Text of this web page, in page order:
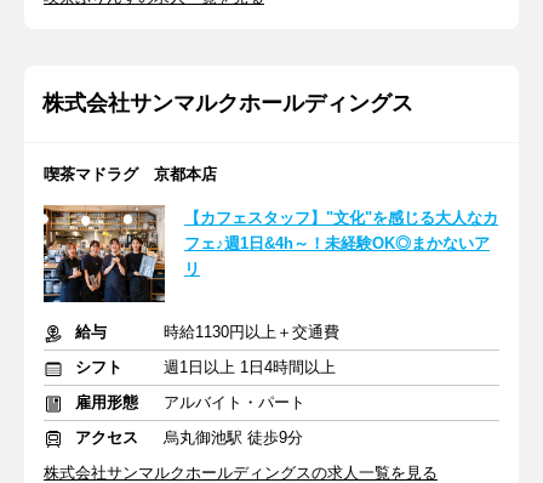
株式会社サンマルクホールディングス
喫茶マドラグ 京都本店
【カフェスタッフ】"文化"を感じる大人なカ
フェ♪週1日&4h～！未経験OK◎まかないア
リ
給与
時給1130円以上＋交通費
シフト
週1日以上 1日4時間以上
雇用形態
アルバイト・パート
アクセス
烏丸御池駅 徒歩9分
株式会社サンマルクホールディングスの求人一覧を見る